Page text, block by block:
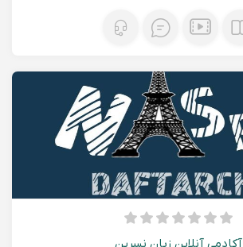
آکادمی آنلاین زبان نسرین